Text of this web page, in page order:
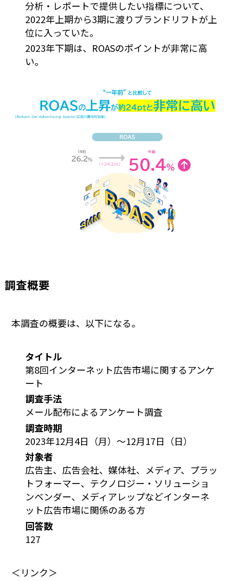
分析・レポートで提供したい指標について、
2022年上期から3期に渡りブランドリフトが上
位に入っていた。
2023年下期は、ROASのポイントが非常に高
い。
調査概要
本調査の概要は、以下になる。
タイトル
第8回インターネット広告市場に関するアンケ
ート
調査手法
メール配布によるアンケート調査
調査時期
2023年12月4日（月）～12月17日（日）
対象者
広告主、広告会社、媒体社、メディア、プラッ
トフォーマー、テクノロジー・ソリューショ
ンベンダー、メディアレップなどインターネ
ット広告市場に関係のある方
回答数
127
＜リンク＞